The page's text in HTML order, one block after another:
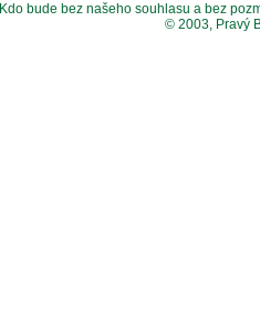
Kdo bude bez našeho souhlasu a bez
© 2003, Pravý